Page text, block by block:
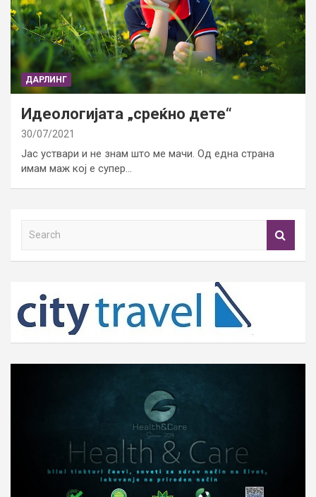
ДАРЛИНГ
Идеологијата „среќно дете“
30/07/2021
Јас уствари и не знам што ме мачи. Од една страна
имам маж кој е супер…
h